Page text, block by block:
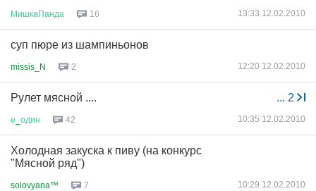
МишкаПанда 16 13:33 12.02.2010
суп пюре из шампиньонов
missis_N 2 12:20 12.02.2010
... 2
Рулет мясной ....
е один 42 10:35 12.02.2010
Холодная закуска к пиву (на конкурс
"Мясной ряд")
solovyana™ 7 10:29 12.02.2010